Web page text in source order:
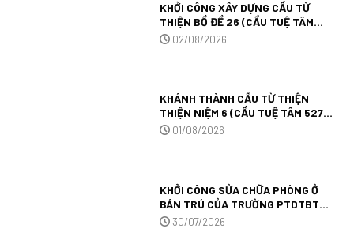
KHỞI CÔNG XÂY DỰNG CẦU TỪ
THIỆN BỒ ĐỀ 26 (CẦU TUỆ TÂM
545) TẠI TỈNH TÂY NINH.
02/08/2026
KHÁNH THÀNH CẦU TỪ THIỆN
THIỆN NIỆM 6 (CẦU TUỆ TÂM 527)
TẠI TỈNH AN GIANG.
01/08/2026
KHỞI CÔNG SỬA CHỮA PHÒNG Ở
BÁN TRÚ CỦA TRƯỜNG PTDTBT
TIỂU HỌC MƯỜNG ANH (TRƯỜNG
30/07/2026